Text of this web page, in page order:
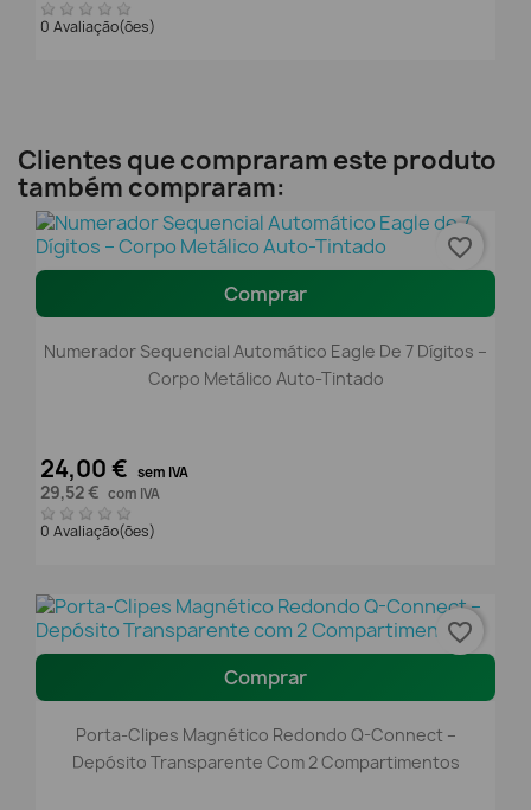
0 Avaliação(ões)
Clientes que compraram este produto
também compraram:
Comprar
Numerador Sequencial Automático Eagle De 7 Dígitos –
Corpo Metálico Auto-Tintado
24,00 € sem IVA
29,52 € com IVA
0 Avaliação(ões)
favorite_border
Comprar
Porta-Clipes Magnético Redondo Q-Connect –
Depósito Transparente Com 2 Compartimentos
favorite_border